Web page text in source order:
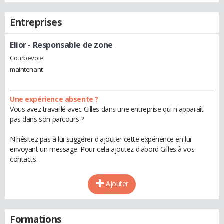
Entreprises
Elior- Responsable de zone
Courbevoie
maintenant
Une expérience absente ?
Vous avez travaillé avec Gilles dans une entreprise qui n'apparaît
pas dans son parcours ?
N'hésitez pas à lui suggérer d'ajouter cette expérience en lui
envoyant un message. Pour cela ajoutez d'abord Gilles à vos
contacts.
Ajouter
Formations